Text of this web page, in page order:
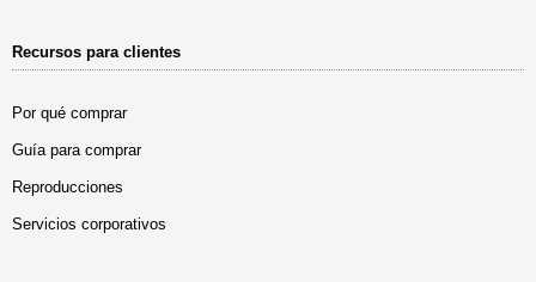
Recursos para clientes
Por qué comprar
Guía para comprar
Reproducciones
Servicios corporativos